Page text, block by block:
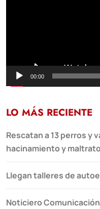
00:00
LO MÁS RECIENTE
Rescatan a 13 perros y
hacinamiento y
Llegan talleres de
Noticiero